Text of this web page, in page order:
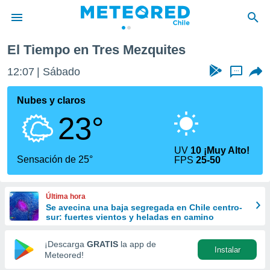
de
por
que se
calidad.
a este
las
y
forma
digital
basada
El Tiempo en Tres Mezquites
12:07 Sábado ...
Nubes y claros
23°
Sensación de 25°
UV 10 ¡Muy Alto!
FPS25-50
Última hora
Se avecina una baja segregada en Chile centro-
sur: fuertes vientos y heladas en camino
¡Descarga GRATIS la app de
Meteored!
Instalar